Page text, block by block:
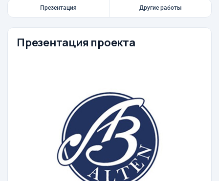
Презентация Другие работы
Презентация проекта